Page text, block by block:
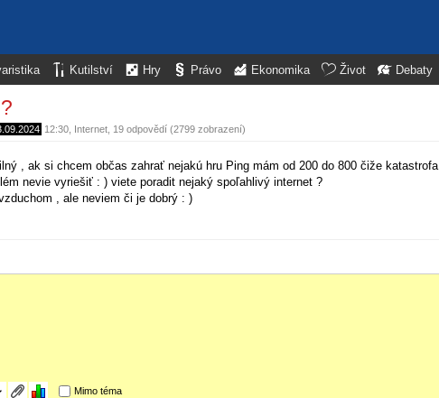
Kutilství Hry Právo Ekonomika Život Debaty
12:30 Internet , 19 odpovědí (2799 zobrazení)
, ak si chcem občas zahrať nejakú hru Ping mám od 200 do 800 čiže katastrofa
nevie vyriešiť : ) viete poradit nejaký spoľahlivý internet ?
, ale neviem či je dobrý : )
Mimo téma